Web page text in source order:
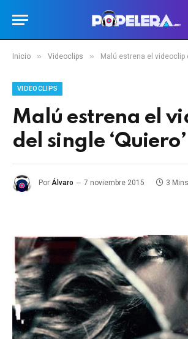
Inicio » Videoclips » Malú estrena el videoclip
VIDEOCLIPS
Malú estrena el
del single ‘Quiero’
Por Álvaro 7 noviembre 2015 3